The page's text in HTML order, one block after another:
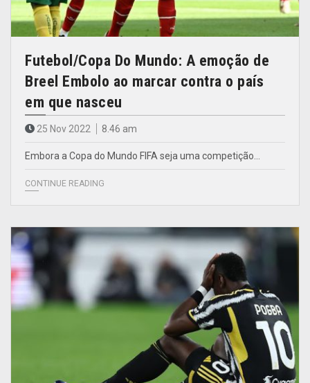
Futebol/Copa Do Mundo: A emoção de
Breel Embolo ao marcar contra o país
em que nasceu
25 Nov 2022 8.46 am
Embora a Copa do Mundo FIFA seja uma competição…
CONTINUE READING